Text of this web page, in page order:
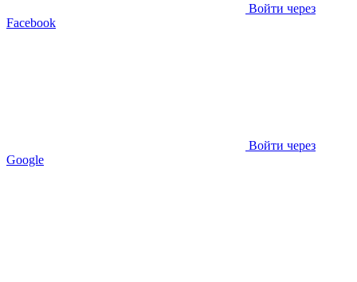
Войти через
Facebook
Войти через
Google